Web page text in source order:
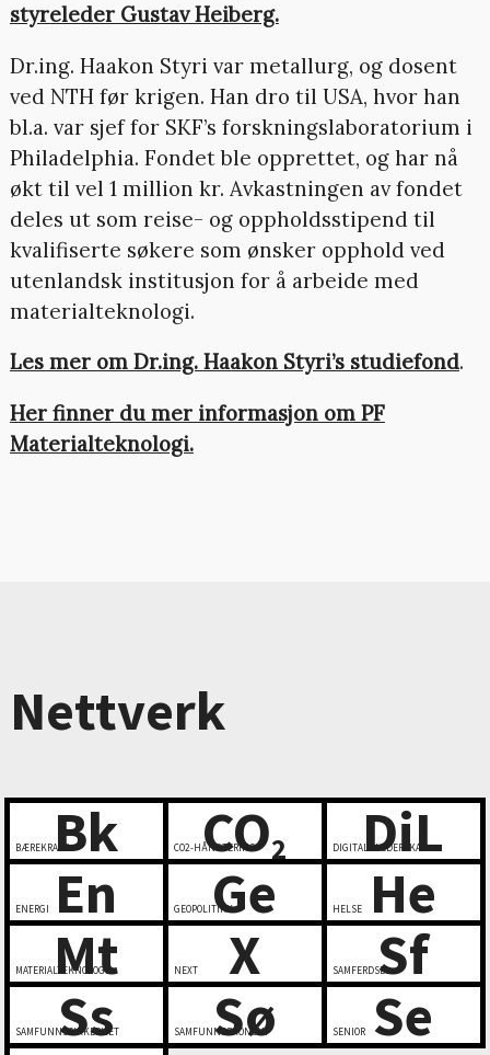
styreleder Gustav Heiberg.
Dr.ing. Haakon Styri var metallurg, og dosent
ved NTH før krigen. Han dro til USA, hvor han
bl.a. var sjef for SKF’s forskningslaboratorium i
Philadelphia. Fondet ble opprettet, og har nå
økt til vel 1 million kr. Avkastningen av fondet
deles ut som reise- og oppholdsstipend til
kvalifiserte søkere som ønsker opphold ved
utenlandsk institusjon for å arbeide med
materialteknologi.
Les mer om Dr.ing. Haakon Styri’s studiefond.
Her finner du mer informasjon om PF
Materialteknologi.
Nettverk
Bk
BÆREKRAFT CO2
CO2-HÅNDTERING DiL
DIGITALT LEDERSKAP
En
ENERGI Ge
GEOPOLITIKK He
HELSE
Mt
MATERIALTEKNOLOGI X
NEXT Sf
SAMFERDSEL
Ss
SAMFUNNSSIKKERHET Sø
SAMFUNNSØKONOMI Se
SENIOR